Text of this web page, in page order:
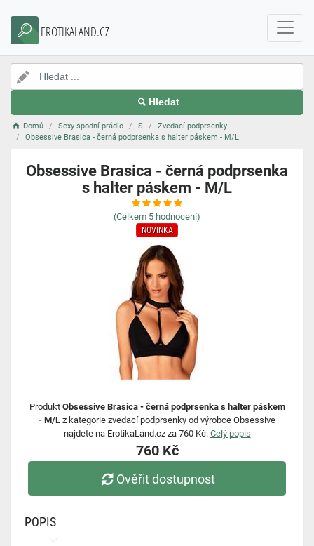
EROTIKALAND.CZ
Hledat
Domů Sexy spodní prádlo S
Zvedací podprsenky
Obsessive Brasica - černá podprsenka s halter páskem - M/L
Obsessive Brasica - černá podprsenka
s halter páskem - M/L
(Celkem 5 hodnocení)
NOVINKA
Produkt Obsessive Brasica - černá podprsenka s halter páskem
- M/L z kategorie zvedací podprsenky od výrobce Obsessive
najdete na ErotikaLand.cz za 760 Kč. Celý popis
760 Kč
Ověřit dostupnost
POPIS